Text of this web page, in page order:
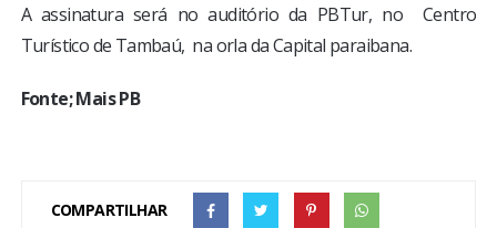
TV LPB
A assinatura será no auditório da PBTur, no Centro
Turístico de Tambaú, na orla da Capital paraibana.
Fonte; Mais PB
COMPARTILHAR